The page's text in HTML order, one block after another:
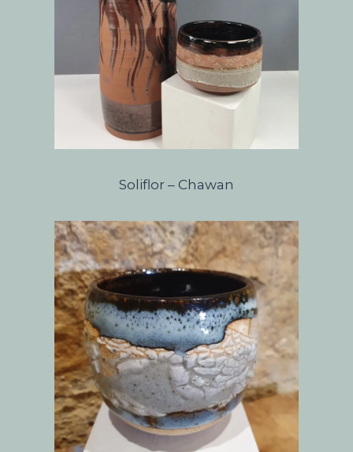
Soliflor – Chawan